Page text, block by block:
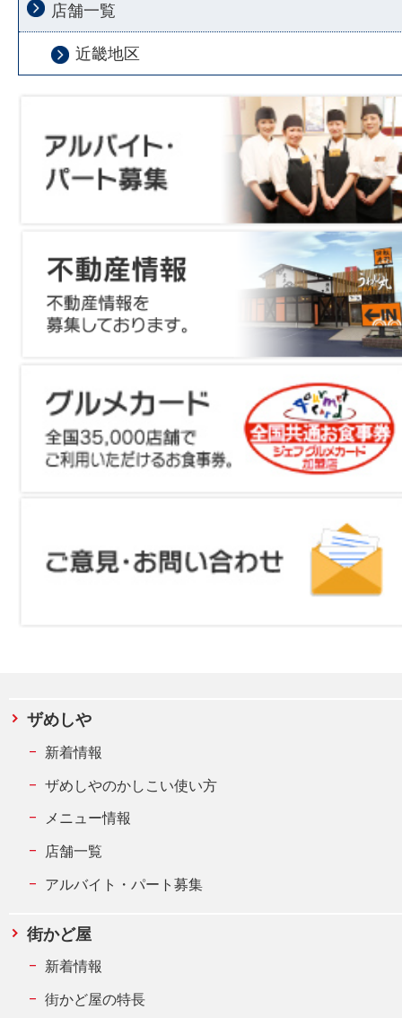
店舗一覧
近畿地区
ザめしや
新着情報
ザめしやのかしこい使い方
メニュー情報
店舗一覧
アルバイト・パート募集
街かど屋
新着情報
街かど屋の特長